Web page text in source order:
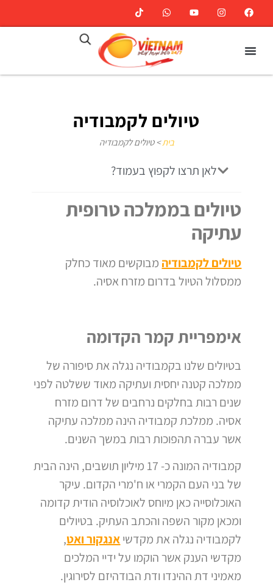
טיולים לקמבודיה
בית>טיולים לקמבודיה
לאן תרצו לקפוץ בעמוד?
טיולים בממלכה טרופית
עתיקה
טיולים לקמבודיה מבוקשים מאוד כחלק
ממסלול הטיול בדרום מזרח אסיה.
אימפריית קמר הקדומה
בטיולים שלנו בקמבודיה נגלה את סיפורה של
ממלכה קטנה יחסית ועתיקה מאוד ששלטה לפני
שנים רבות בחלקים נרחבים של דרום מזרח
אסיה. ממלכת קמבודיה הינה ממלכה עתיקה
אשר עברה תהפוכות רבות במשך השנים.
קמבודיה המונה כ- 17 מיליון תושבים, הינה הבית
של בני העם הקמרי או ח'מרי הקדום. עיקר
האוכלוסייה כאן מיוחס לאוכלוסיה הודית קדומה
ומכאן מקור השפה והכתב העתיק. בטיולים
לקמבודיה נגלה את מקדשיאנגקור ואט,
מקדשי הענק אשר הוקמו על ידיי המלכים
מאמיני דת ההינדו ודת הבודהיזם לסירוגין.